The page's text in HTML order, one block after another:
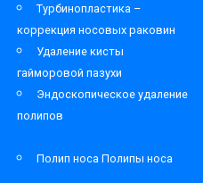
Турбинопластика –
коррекция носовых раковин
Удаление кисты
гайморовой пазухи
Эндоскопическое удаление
полипов
Полип носа Полипы носа